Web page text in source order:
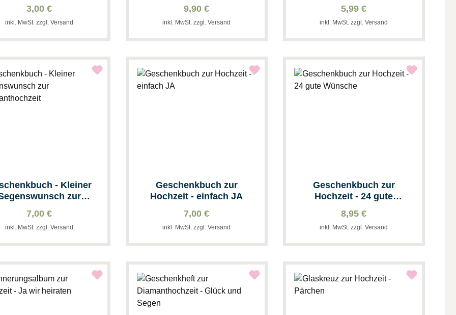
3,00 €
inkl. MwSt. zzgl. Versand
9,90 €
inkl. MwSt. zzgl. Versand
5,99 €
inkl. MwSt. zzgl. Versand
- Kleiner
zur
7,00 €
inkl. MwSt. zzgl. Versand
Geschenkbuch zur
Hochzeit - einfach JA
7,00 €
inkl. MwSt. zzgl. Versand
Geschenkbuch zur
Hochzeit - 24 gute
8,95 €
inkl. MwSt. zzgl. Versand